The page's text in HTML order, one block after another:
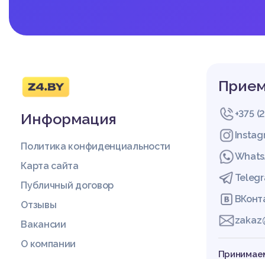
Информация
Политика конфиденциальности
Карта сайта
Публичный договор
Отзывы
Вакансии
О компании
+375